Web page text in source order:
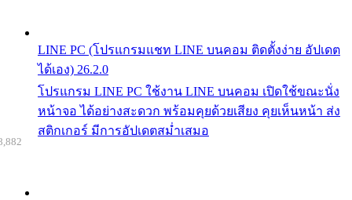
LINE PC (โปรแกรมแชท LINE บนคอม ติดตั้งง่าย อัปเดต
ได้เอง) 26.2.0
โปรแกรม LINE PC ใช้งาน LINE บนคอม เปิดใช้ขณะนั่ง
หน้าจอ ได้อย่างสะดวก พร้อมคุยด้วยเสียง คุยเห็นหน้า ส่ง
สติกเกอร์ มีการอัปเดตสม่ำเสมอ